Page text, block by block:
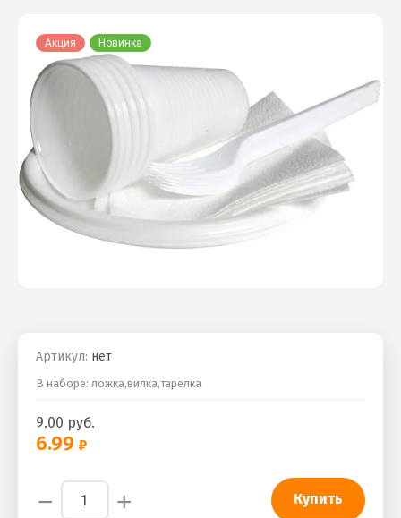
Акция Новинка
Артикул: нет
В наборе: ложка,вилка,тарелка
9.00 руб.
6.99
− + Купить